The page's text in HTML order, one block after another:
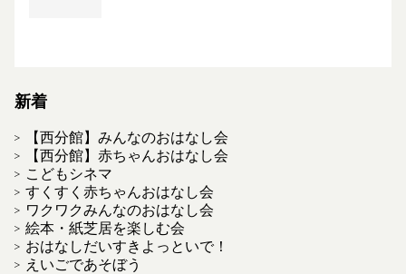
新着
【西分館】みんなのおはなし会
【西分館】赤ちゃんおはなし会
こどもシネマ
すくすく赤ちゃんおはなし会
ワクワクみんなのおはなし会
絵本・紙芝居を楽しむ会
おはなしだいすきよっといで！
えいごであそぼう